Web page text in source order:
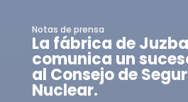
Notas de prensa
La fábrica de
comunica un
al Consejo de
Nuclear.